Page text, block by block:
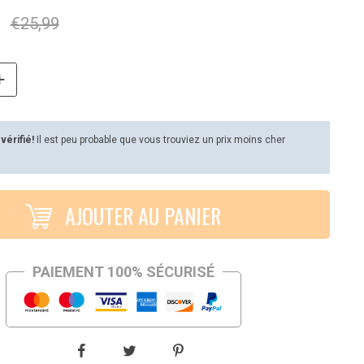
€25,99
vérifié!
Il est peu probable que vous trouviez un prix moins cher
AJOUTER AU PANIER
PAIEMENT 100% SÉCURISÉ